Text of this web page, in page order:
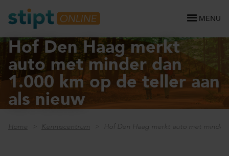
MENU
Hof Den Haag merkt
auto met minder dan
1.000 km op de teller aan
als nieuw
Home Kenniscentrum Hof Den Haag merkt auto met